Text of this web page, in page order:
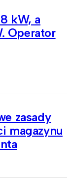
kW, a
Operator
zasady
magazynu